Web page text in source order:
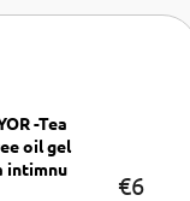
-Tea
oil gel
intimnu
€6